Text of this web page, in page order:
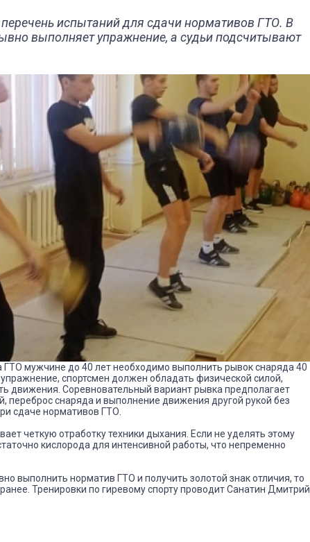
испытаний для сдачи нормативов ГТО. В
выполняет упражнение, а судьи подсчитывают
ГТО мужчине до 40 лет необходимо выполнить рывок снаряда 40
спортсмен должен обладать физической силой,
движения. Соревновательный вариант рывка предполагает
переброс снаряда и выполнение движения другой рукой без
сдаче нормативов ГТО.
четкую отработку техники дыхания. Если не уделять этому
кислорода для интенсивной работы, что непременно
выполнить норматив ГТО и получить золотой знак отличия, то
Тренировки по гиревому спорту проводит Санатин Дмитрий